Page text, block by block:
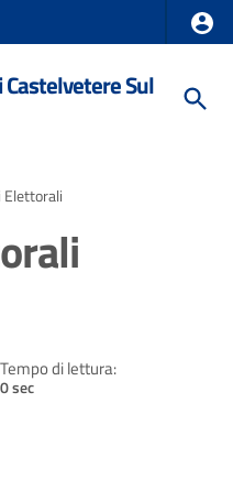
Sul
Tempo di lettura:
0 sec